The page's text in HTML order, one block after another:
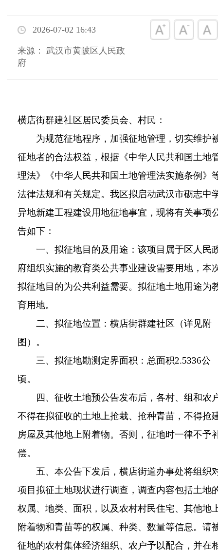
2026-07-02 16:43
来源： 武汉市黄陂区人民政
府
横店街群建社区居民委员会、村民：
为规范征地程序，加强征地管理，切实维护
征地者的合法权益，根据《中华人民共和国土地
理法》《中华人民共和国土地管理法实施条例》
法律法规和有关规定。我区拟启动武汉市砺志中
异地新建工程建设用地征地事宜，现将有关事项
告如下：
一、拟征地目的及用途：该项目属于区人民
府组织实施的教育类公共事业建设需要用地，本
拟征地目的为公共利益需要。拟征地土地用途为
育用地。
二、拟征地位置：横店街群建社区（详见附
图）。
三、拟征地勘测定界面积：总面积2.5336公
顷。
四、征收土地预公告发布后，各村、组和农
不得在拟征收的土地上抢栽、抢种青苗，不得抢
房屋及其他地上附着物。否则，征地时一律不予
偿。
五、本公告下发后，横店街道办事处将组织
项目拟征土地现状进行调查，调查内容包括土地
权属、地类、面积，以及农村村民住宅、其他地
附着物和青苗等的权属、种类、数量等信息。请
征地的农村集体经济组织、农户予以配合，并在